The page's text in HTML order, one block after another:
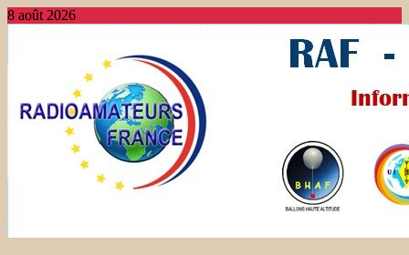
8 août 2026